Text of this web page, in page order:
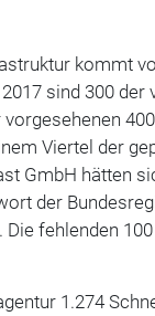
kommt
sind 300 der
Viertel der
GmbH hätten
der
fehlenden
1.274